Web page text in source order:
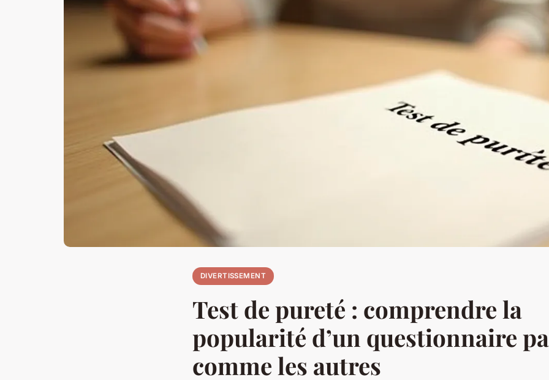
DIVERTISSEMENT
Test de pureté : comprendre la
popularité d’un questionnaire
comme les autres